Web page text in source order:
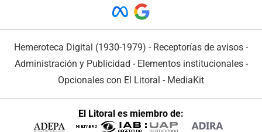
Hemeroteca Digital (1930-1979) - Receptorías de avisos -
Administración y Publicidad - Elementos institucionales-
Opcionales con El Litoral - MediaKit
El Litoral es miembro de: